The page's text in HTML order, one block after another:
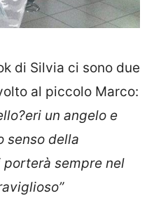
di Silvia ci sono due
al piccolo Marco:
?eri un angelo e
senso della
sempre nel